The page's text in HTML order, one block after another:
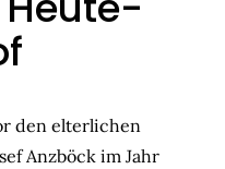
den elterlichen
Anzböck im Jahr